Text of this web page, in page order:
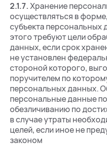
2.1.7.Хранение
осуществляться в
субъекта персональных
этого требуют цели
данных, если срок
не установлен
стороной которого,
поручителем по
персональных данных.
персональные данные
обезличиванию по
в случае утраты
целей, если иное не
законом